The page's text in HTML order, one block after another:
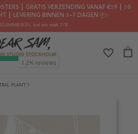
┃ GRATIS VERZENDING VANAF €39 ┃ 30
┃ LEVERING BINNEN 2–7 DAGEN 📦✨
, tot en met 7/8
PLANT 1